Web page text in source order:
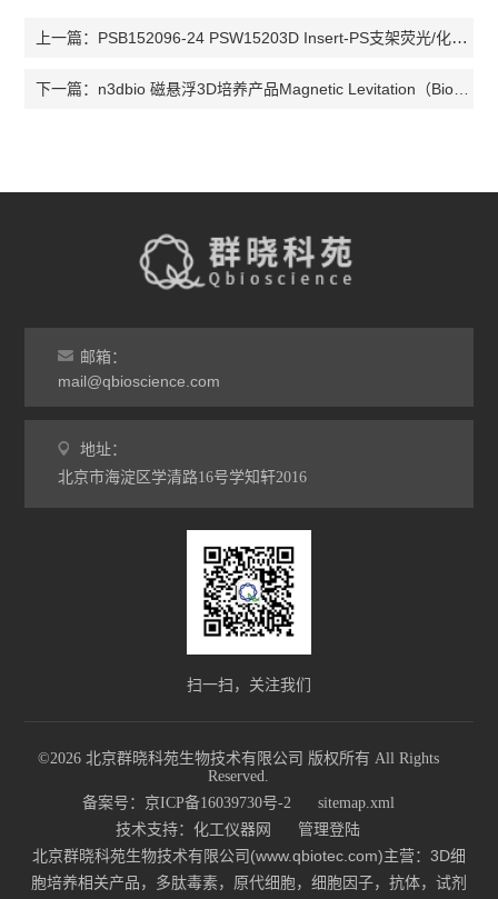
上一篇： PSB152096-24 PSW15203D Insert-PS支架荧光/化学发光检测板
下一篇： n3dbio 磁悬浮3D培养产品Magnetic Levitation（Bio-Assember）
邮箱：
mail@qbioscience.com
地址：
北京市海淀区学清路16号学知轩2016
扫一扫，关注我们
©2026 北京群晓科苑生物技术有限公司 版权所有 All Rights
Reserved.
备案号：京ICP备16039730号-2
sitemap.xml
技术支持： 化工仪器网 管理登陆
北京群晓科苑生物技术有限公司(www.qbiotec.com)主营：3D细
胞培养相关产品，多肽毒素，原代细胞，细胞因子，抗体，试剂